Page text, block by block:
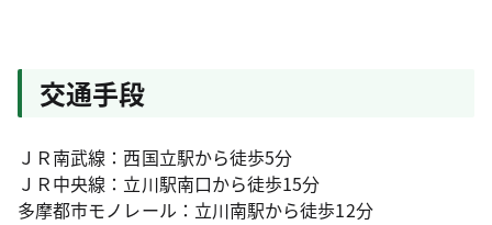
交通手段
ＪＲ南武線：西国立駅から徒歩5分
ＪＲ中央線：立川駅南口から徒歩15分
多摩都市モノレール：立川南駅から徒歩12分